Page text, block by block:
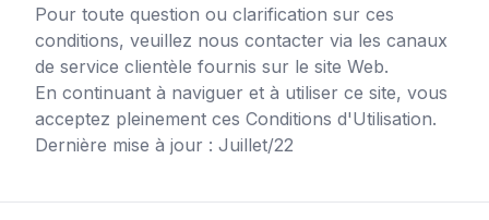
Pour toute question ou clarification sur ces
conditions, veuillez nous contacter via les canaux
de service clientèle fournis sur le site Web.
En continuant à naviguer et à utiliser ce site, vous
acceptez pleinement ces Conditions d'Utilisation.
Dernière mise à jour : Juillet/22